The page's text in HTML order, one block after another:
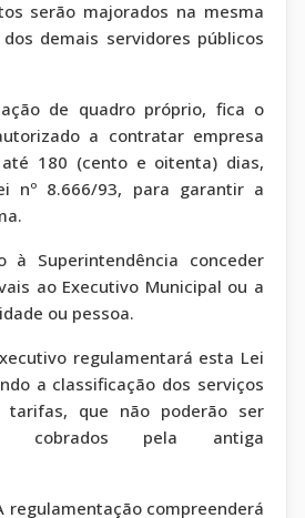
serão majorados na mesma
demais servidores públicos
de quadro próprio, fica o
a contratar empresa
180 (cento e oitenta) dias,
nº 8.666/93, para garantir a
à Superintendência conceder
ao Executivo Municipal ou a
ou pessoa.
regulamentará esta Lei
a classificação dos serviços
que não poderão ser
cobrados pela antiga
regulamentação compreenderá